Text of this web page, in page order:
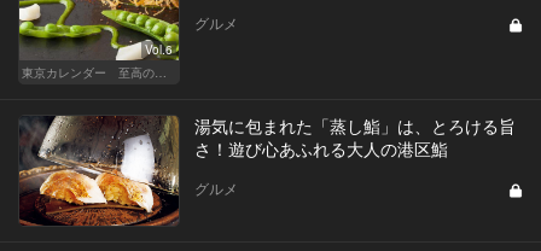
Vol.6
東京カレンダー 至高の名店シリーズ
グルメ
湯気に包まれた「蒸し鮨」は、とろける旨
さ！遊び心あふれる大人の港区鮨
グルメ